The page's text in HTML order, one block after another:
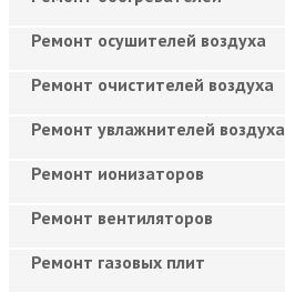
Ремонт осушителей воздуха
Ремонт очистителей воздуха
Ремонт увлажнителей воздуха
Ремонт ионизаторов
Ремонт вентиляторов
Ремонт газовых плит